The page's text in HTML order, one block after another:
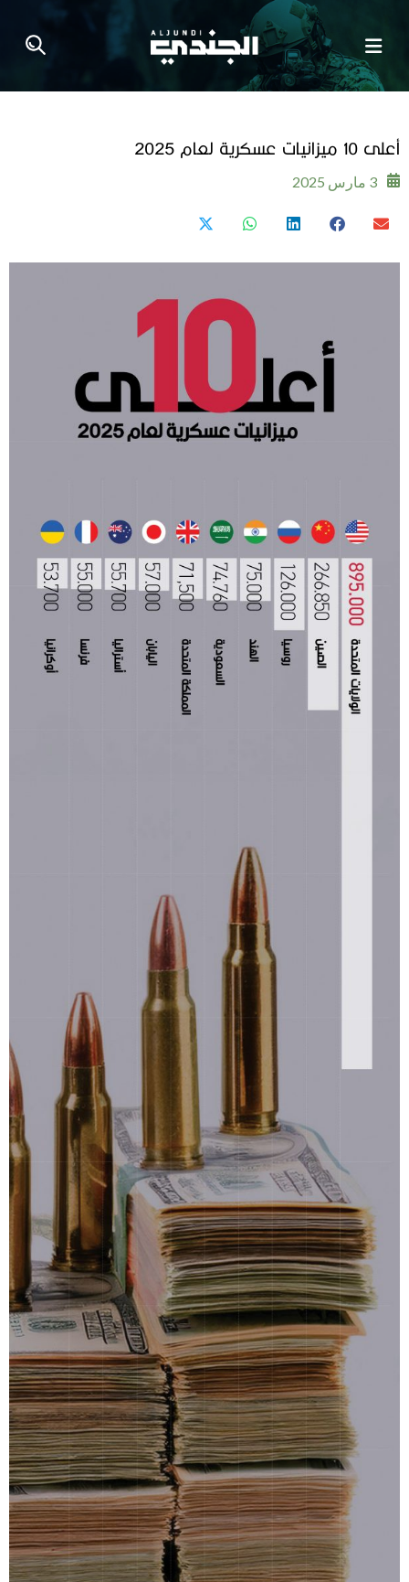
أعلى 10 ميزانيات عسكرية لعام 2025
3 مارس 2025